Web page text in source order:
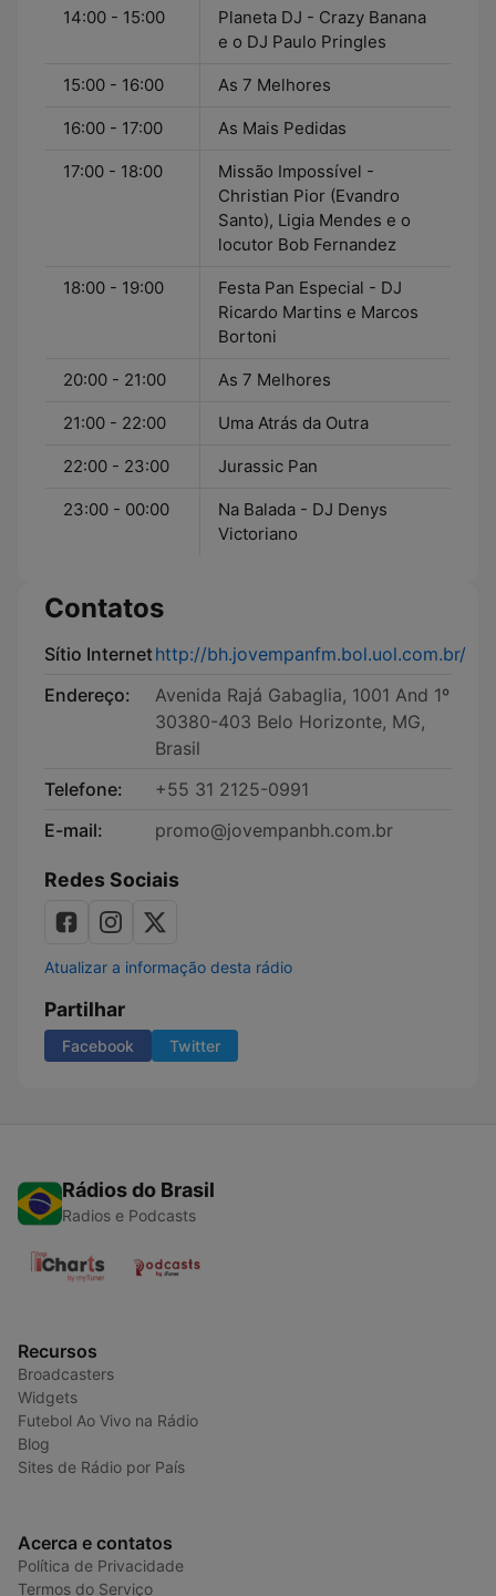
14:00 - 15:00
Planeta DJ - Crazy Banana
e o DJ Paulo Pringles
15:00 - 16:00 As 7 Melhores
16:00 - 17:00 As Mais Pedidas
17:00 - 18:00
Missão Impossível -
Christian Pior (Evandro
Santo), Ligia Mendes e o
locutor Bob Fernandez
18:00 - 19:00
Festa Pan Especial - DJ
Ricardo Martins e Marcos
Bortoni
20:00 - 21:00 As 7 Melhores
21:00 - 22:00 Uma Atrás da Outra
22:00 - 23:00 Jurassic Pan
23:00 - 00:00
Na Balada - DJ Denys
Victoriano
Contatos
Sítio Internethttp://bh.jovempanfm.bol.uol.com.br/
Endereço:
Avenida Rajá Gabaglia, 1001 And 1º
30380-403 Belo Horizonte, MG,
Brasil
Telefone:
+55 31 2125-0991
E-mail:
promo@jovempanbh.com.br
Redes Sociais
Atualizar a informação desta rádio
Partilhar
Facebook Twitter
Rádios do Brasil
Radios e Podcasts
Recursos
Broadcasters
Widgets
Futebol Ao Vivo na Rádio
Blog
Sites de Rádio por País
Acerca e contatos
Política de Privacidade
Termos do Serviço